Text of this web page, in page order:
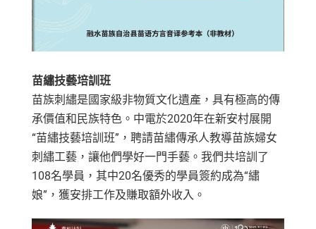
苗繡技藝培訓班
苗族刺繡是國家級非物質文化遺產，具有極高的傳
承價值和民族特色。中電於2020年在新安村展開
“苗繡技藝培訓班”，聘請苗繡傳承人教導苗族婦女
刺繡工藝，讓他們學好一門手藝。我們共培訓了
108名學員，其中20名優秀的學員簽約成為“繡
娘”，獲安排工作及賺取額外收入。